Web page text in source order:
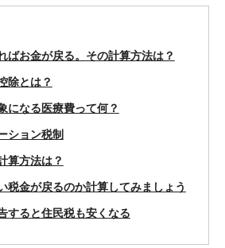
ばお金が戻る。その計算方法は？
除とは？
になる医療費って何？
ション税制
算方法は？
税金が戻るのか計算してみましょう
すると住民税も安くなる